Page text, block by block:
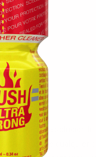
"
aplicar la solución
Busque